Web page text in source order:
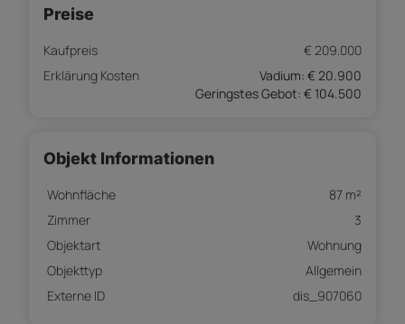
Preise
Kaufpreis
€ 209.000
Erklärung Kosten
Vadium: € 20.900
Geringstes Gebot: € 104.500
Objekt Informationen
Wohnfläche
87 m²
Zimmer
3
Objektart
Wohnung
Objekttyp
Allgemein
Externe ID
dis_907060